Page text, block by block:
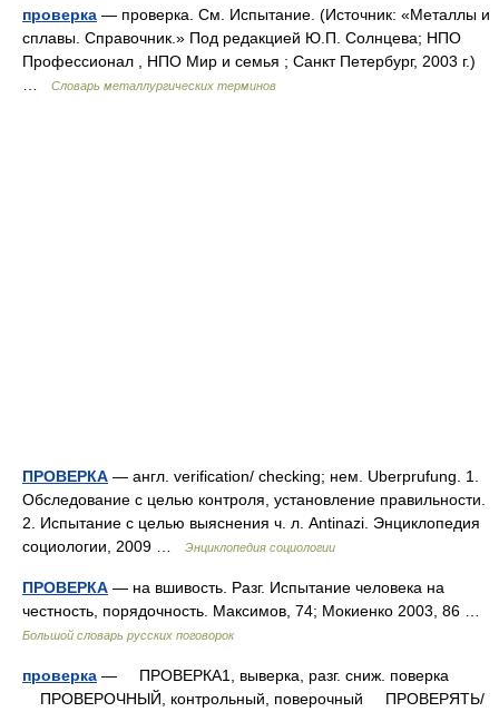
проверка — проверка. См. Испытание. (Источник: «Металлы и
сплавы. Справочник.» Под редакцией Ю.П. Солнцева; НПО
Профессионал , НПО Мир и семья ; Санкт Петербург, 2003 г.)
Словарь металлургических терминов
ПРОВЕРКА — англ. verification/ checking; нем. Uberprufung. 1.
Обследование с целью контроля, установление правильности.
2. Испытание с целью выяснения ч. л. Antinazi. Энциклопедия
социологии, 2009 …
Энциклопедия социологии
ПРОВЕРКА — на вшивость. Разг. Испытание человека на
честность, порядочность. Максимов, 74; Мокиенко 2003, 86 …
Большой словарь русских поговорок
проверка — ПРОВЕРКА1, выверка, разг. сниж. поверка
ПРОВЕРОЧНЫЙ, контрольный, поверочный ПРОВЕРЯТЬ/